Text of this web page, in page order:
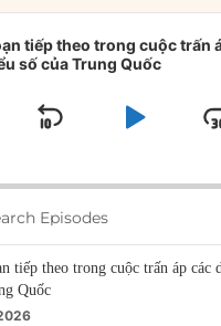
tiếp theo trong cuộc trấn
số của Trung Quốc
SKIP
PLAY
tiếp theo trong cuộc trấn áp các
Quốc